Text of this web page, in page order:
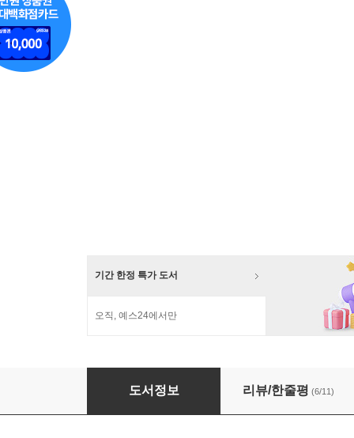
기간 한정 특가 도서
오직, 예스24에서만
만화 나 혼자만 레벨업 1~15 박스 세트
도서정보 리뷰/한줄평 (6/11)